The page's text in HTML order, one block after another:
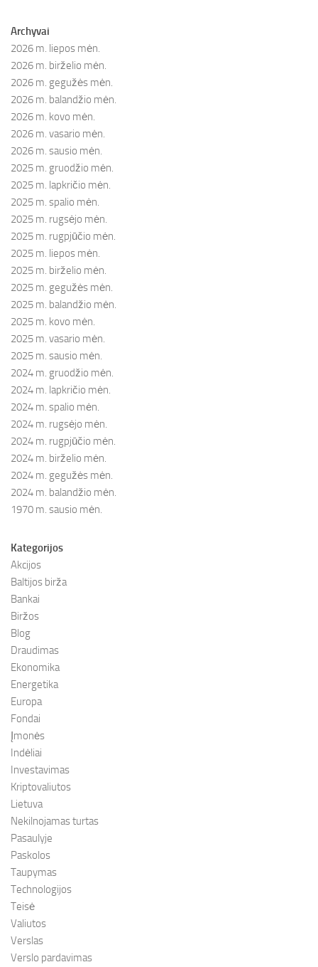
Archyvai
2026 m. liepos mėn.
2026 m. birželio mėn.
2026 m. gegužės mėn.
2026 m. balandžio mėn.
2026 m. kovo mėn.
2026 m. vasario mėn.
2026 m. sausio mėn.
2025 m. gruodžio mėn.
2025 m. lapkričio mėn.
2025 m. spalio mėn.
2025 m. rugsėjo mėn.
2025 m. rugpjūčio mėn.
2025 m. liepos mėn.
2025 m. birželio mėn.
2025 m. gegužės mėn.
2025 m. balandžio mėn.
2025 m. kovo mėn.
2025 m. vasario mėn.
2025 m. sausio mėn.
2024 m. gruodžio mėn.
2024 m. lapkričio mėn.
2024 m. spalio mėn.
2024 m. rugsėjo mėn.
2024 m. rugpjūčio mėn.
2024 m. birželio mėn.
2024 m. gegužės mėn.
2024 m. balandžio mėn.
1970 m. sausio mėn.
Kategorijos
Akcijos
Baltijos birža
Bankai
Biržos
Blog
Draudimas
Ekonomika
Energetika
Europa
Fondai
Įmonės
Indėliai
Investavimas
Kriptovaliutos
Lietuva
Nekilnojamas turtas
Pasaulyje
Paskolos
Taupymas
Technologijos
Teisė
Valiutos
Verslas
Verslo pardavimas